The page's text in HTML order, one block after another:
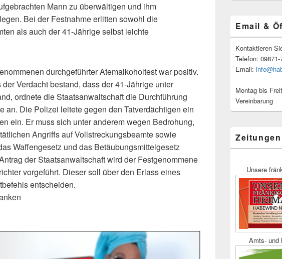
Mann zu überwältigen und ihm
Bei der Festnahme erlitten sowohl die
als auch der 41-Jährige selbst leichte
durchgeführter Atemalkoholtest war positiv.
Verdacht bestand, dass der 41-Jährige unter
ordnete die Staatsanwaltschaft die Durchführung
an. Die Polizei leitete gegen den Tatverdächtigen ein
ein. Er muss sich unter anderem wegen Bedrohung,
Angriffs auf Vollstreckungsbeamte sowie
Waffengesetz und das Betäubungsmittelgesetz
der Staatsanwaltschaft wird der Festgenommene
vorgeführt. Dieser soll über den Erlass eines
entscheiden.
Email &
Kontaktieren
Telefon:
Email:
Montag bis
Vereinbarung
Zeitungen
Unsere
Amts- und